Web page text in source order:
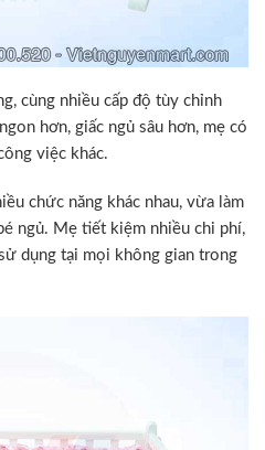
cùng nhiều cấp độ tùy chỉnh
hơn, giấc ngủ sâu hơn, mẹ có
việc khác.
chức năng khác nhau, vừa làm
ngủ. Mẹ tiết kiệm nhiều chi phí,
dụng tại mọi không gian trong